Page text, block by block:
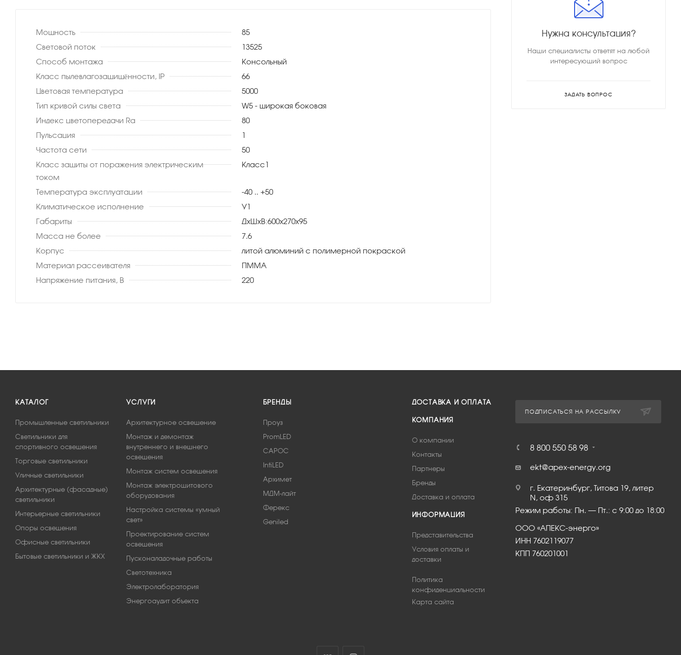
Мощность
85
Световой поток
13525
Способ монтажа
Консольный
Класс пылевлагозащищённости, IP
66
Цветовая температура
5000
Тип кривой силы света
W5 - широкая боковая
Индекс цветопередачи Ra
80
Пульсация
1
Частота сети
50
Класс защиты от поражения электрическим
током
Класс1
Температура эксплуатации
-40 .. +50
Климатическое исполнение
У1
Габариты
ДхШхВ:600х270х95
Масса не более
7.6
Корпус
литой алюминий с полимерной покраской
Материал рассеивателя
ПММА
Напряжение питания, В
220
Нужна консультация?
Наши специалисты ответят на любой
интересующий вопрос
ЗАДАТЬ ВОПРОС
КАТАЛОГ
Промышленные светильники
Светильники для
спортивного освещения
Торговые светильники
Уличные светильники
Архитектурные (фасадные)
светильники
Интерьерные светильники
Опоры освещения
Офисные светильники
Бытовые светильники и ЖКХ
УСЛУГИ
Архитектурное освещение
Монтаж и демонтаж
внутреннего и внешнего
освещения
Монтаж систем освещения
Монтаж электрощитового
оборудования
Настройка системы «умный
свет»
Проектирование систем
освещения
Пусконаладочные работы
Светотехника
Электролаборатория
Энергоаудит объекта
БРЕНДЫ
Проуз
PromLED
САРОС
IntiLED
Архимет
МДМ-лайт
Ферекс
Geniled
ДОСТАВКА И ОПЛАТА
КОМПАНИЯ
О компании
Контакты
Партнеры
Бренды
Доставка и оплата
ИНФОРМАЦИЯ
Представительства
Условия оплаты и
доставки
Политика
конфиденциальности
Карта сайта
ПОДПИСАТЬСЯ НА РАССЫЛКУ
8 800 550 58 98
ekt@apex-energy.org
г. Екатеринбург, Титова 19, литер
N, оф 315
Режим работы: Пн. – Пт.: с 9:00 до 18:00
ООО «АПЕКС-энерго»
ИНН 7602119077
КПП 760201001